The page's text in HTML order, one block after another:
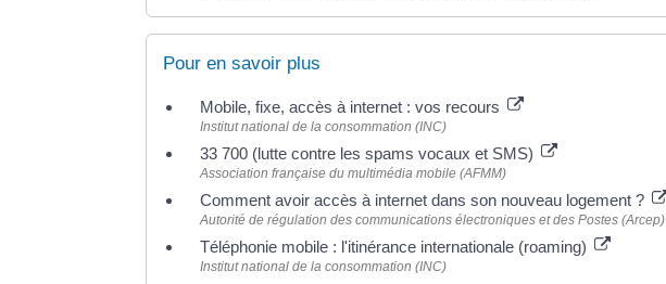
Pour en savoir plus
Mobile, fixe, accès à internet : vos recours
Institut national de la consommation (INC)
33 700 (lutte contre les spams vocaux et SMS)
Association française du multimédia mobile (AFMM)
Comment avoir accès à internet dans son nouveau logement ?
Autorité de régulation des communications électroniques et des Postes (Arcep)
Téléphonie mobile : l'itinérance internationale (roaming)
Institut national de la consommation (INC)